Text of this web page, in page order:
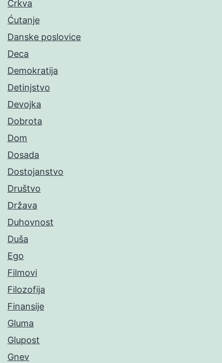
Crkva
Ćutanje
Danske poslovice
Deca
Demokratija
Detinjstvo
Devojka
Dobrota
Dom
Dosada
Dostojanstvo
Društvo
Država
Duhovnost
Duša
Ego
Filmovi
Filozofija
Finansije
Gluma
Glupost
Gnev